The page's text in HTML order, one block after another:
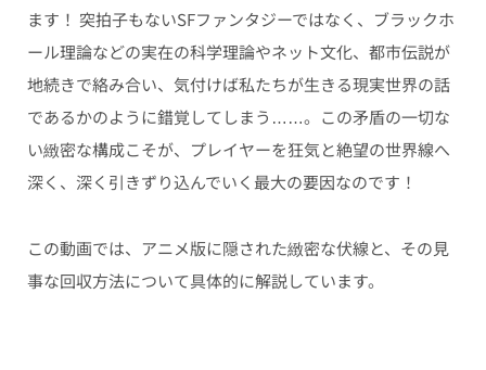
ます！ 突拍子もないSFファンタジーではなく、ブラックホ
ール理論などの実在の科学理論やネット文化、都市伝説が
地続きで絡み合い、気付けば私たちが生きる現実世界の話
であるかのように錯覚してしまう……。この矛盾の一切な
い緻密な構成こそが、プレイヤーを狂気と絶望の世界線へ
深く、深く引きずり込んでいく最大の要因なのです！
この動画では、アニメ版に隠された緻密な伏線と、その見
事な回収方法について具体的に解説しています。